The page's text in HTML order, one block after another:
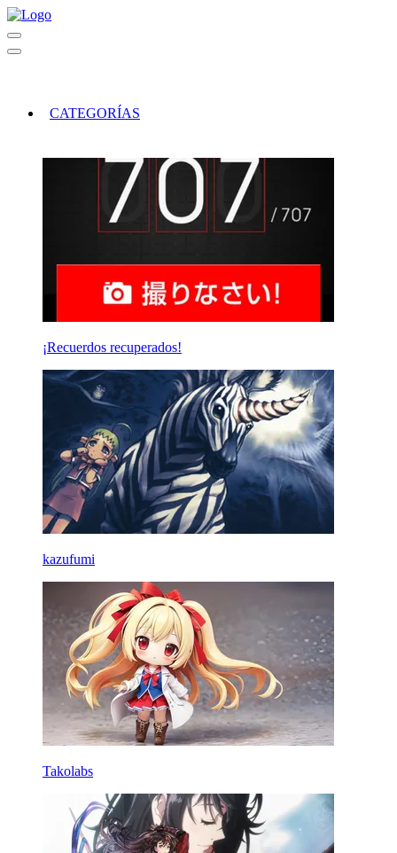
CATEGORÍAS
¡Recuerdos recuperados!
kazufumi
Takolabs